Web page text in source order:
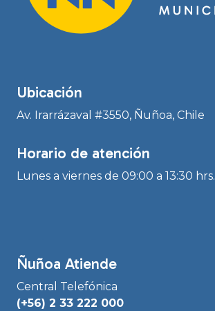
Ubicación
Av. Irarrázaval #3550, Ñuñoa, Chile
Horario de atención
Lunes a viernes de 09:00 a 13:30 hrs.
Ñuñoa Atiende
Central Telefónica
(+56) 2 33 222 000